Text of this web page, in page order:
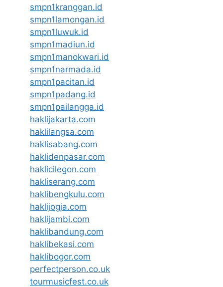
smpn1kranggan.id
smpn1lamongan.id
smpn1luwuk.id
smpn1madiun.id
smpn1manokwari.id
smpn1narmada.id
smpn1pacitan.id
smpn1padang.id
smpn1pailangga.id
haklijakarta.com
haklilangsa.com
haklisabang.com
haklidenpasar.com
haklicilegon.com
hakliserang.com
haklibengkulu.com
haklijogja.com
haklijambi.com
haklibandung.com
haklibekasi.com
haklibogor.com
perfectperson.co.uk
tourmusicfest.co.uk